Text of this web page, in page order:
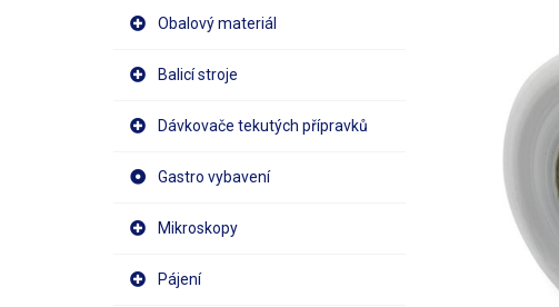
Obalový materiál
Balicí stroje
Dávkovače tekutých přípravků
Gastro vybavení
Mikroskopy
Pájení